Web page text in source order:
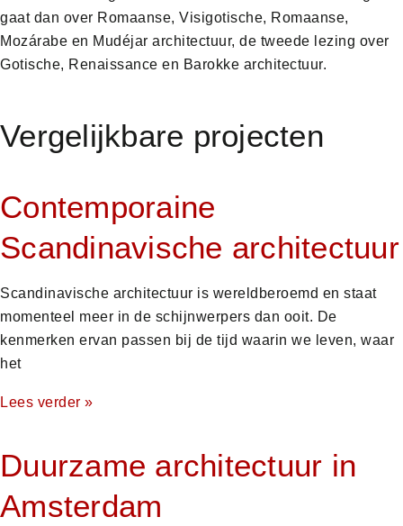
gaat dan over Romaanse, Visigotische, Romaanse,
Mozárabe en Mudéjar architectuur, de tweede lezing over
Gotische, Renaissance en Barokke architectuur.
Vergelijkbare projecten
Contemporaine
Scandinavische architectuur
Scandinavische architectuur is wereldberoemd en staat
momenteel meer in de schijnwerpers dan ooit. De
kenmerken ervan passen bij de tijd waarin we leven, waar
het
Lees verder »
Duurzame architectuur in
Amsterdam